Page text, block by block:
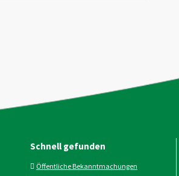
Schnell gefunden
Öffentliche Bekanntmachungen